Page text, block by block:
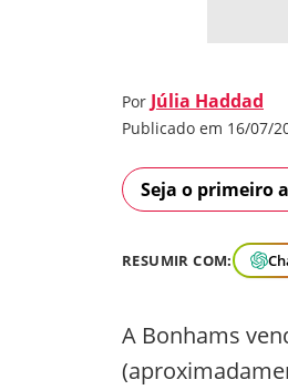
Por Júlia Haddad
Publicado em 16/07/
Seja o primeiro
RESUMIR COM:
A Bonhams